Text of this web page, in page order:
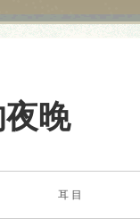
晚
耳 目